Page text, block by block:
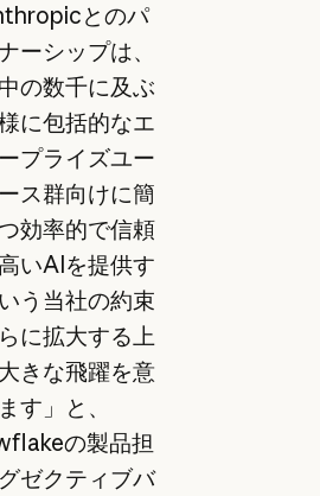
とのパ
ーシップは、
の数千に及ぶ
に包括的なエ
プライズユー
ス群向けに簡
効率的で信頼
いAIを提供す
う当社の約束
に拡大する上
きな飛躍を意
す」と、
の製品担
ゼクティブバ